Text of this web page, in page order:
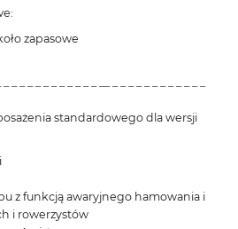
zapasowe
standardowego dla wersji
z funkcją awaryjnego hamowania i
i rowerzystów